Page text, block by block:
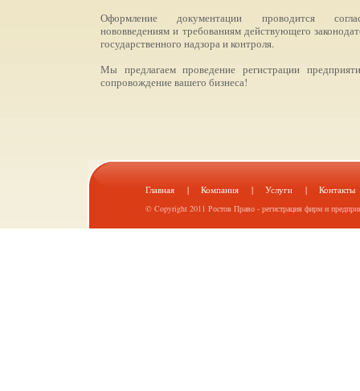
Оформление документации проводится
нововведениям и требованиям действующего
государственного надзора и контроля.
Мы предлагаем проведение регистрации
сопровождение вашего бизнеса!
Главная | Компания | Услуги | Контакты
© Copyright 2011 Ростов Право - регистрация фирм и